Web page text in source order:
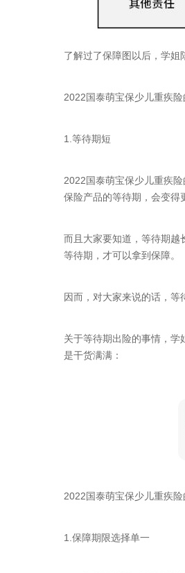
了解过了保障图以后，学姐
2022国泰萌宝保少儿重疾险
1.等待期短
2022国泰萌宝保少儿重疾
保险产品的等待期，会变得
而且大家要知道，等待期越
等待期，才可以拿到保障。
因而，对大家来说的话，等
关于等待期出险的事情，
是干货满满：
2022国泰萌宝保少儿重疾险
1.保障期限选择单一